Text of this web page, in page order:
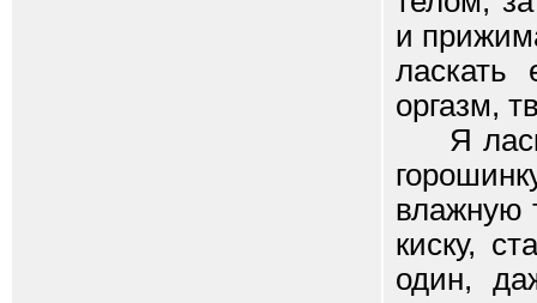
и
ласкать
оргазм,
Я
влажную
киску,
один,